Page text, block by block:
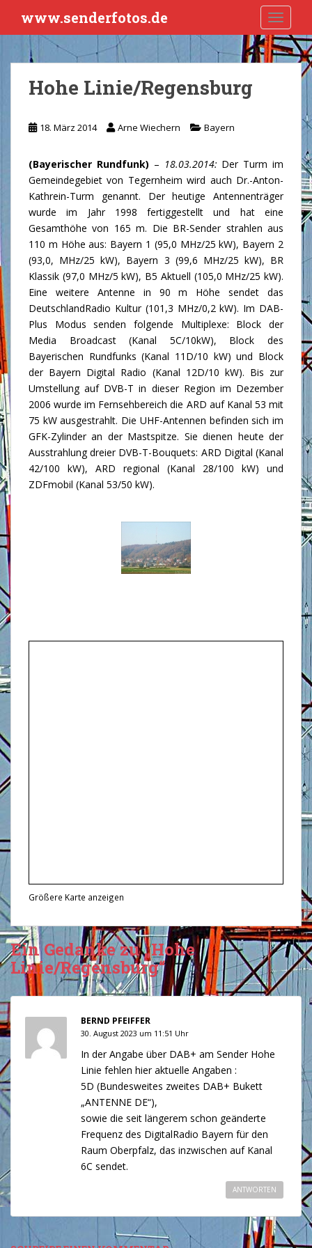
i
t
www.senderfotos.de
Hohe Linie/Regensburg
18. März 2014 Arne Wiechern Bayern
(Bayerischer Rundfunk) – 18.03.2014: Der Turm im
Gemeindegebiet von Tegernheim wird auch Dr.-Anton-
Kathrein-Turm genannt. Der heutige Antennenträger
wurde im Jahr 1998 fertiggestellt und hat eine
Gesamthöhe von 165 m. Die BR-Sender strahlen aus
110 m Höhe aus: Bayern 1 (95,0 MHz/25 kW), Bayern 2
(93,0, MHz/25 kW), Bayern 3 (99,6 MHz/25 kW), BR
Klassik (97,0 MHz/5 kW), B5 Aktuell (105,0 MHz/25 kW).
Eine weitere Antenne in 90 m Höhe sendet das
DeutschlandRadio Kultur (101,3 MHz/0,2 kW). Im DAB-
Plus Modus senden folgende Multiplexe: Block der
Media Broadcast (Kanal 5C/10kW), Block des
Bayerischen Rundfunks (Kanal 11D/10 kW) und Block
der Bayern Digital Radio (Kanal 12D/10 kW). Bis zur
Umstellung auf DVB-T in dieser Region im Dezember
2006 wurde im Fernsehbereich die ARD auf Kanal 53 mit
75 kW ausgestrahlt. Die UHF-Antennen befinden sich im
GFK-Zylinder an der Mastspitze. Sie dienen heute der
Ausstrahlung dreier DVB-T-Bouquets: ARD Digital (Kanal
42/100 kW), ARD regional (Kanal 28/100 kW) und
ZDFmobil (Kanal 53/50 kW).
Größere Karte anzeigen
Ein Gedanke zu „Hohe
Linie/Regensburg“
BERND PFEIFFER
30. August 2023 um 11:51 Uhr
In der Angabe über DAB+ am Sender Hohe
Linie fehlen hier aktuelle Angaben :
5D (Bundesweites zweites DAB+ Bukett
„ANTENNE DE“),
sowie die seit längerem schon geänderte
Frequenz des DigitalRadio Bayern für den
Raum Oberpfalz, das inzwischen auf Kanal
6C sendet.
ANTWORTEN